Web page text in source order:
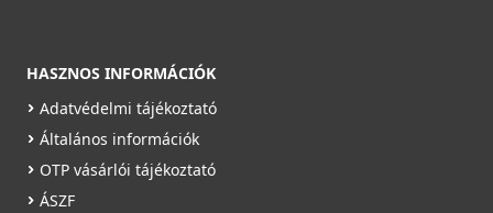
HASZNOS INFORMÁCIÓK
Adatvédelmi tájékoztató
Általános információk
OTP vásárlói tájékoztató
ÁSZF